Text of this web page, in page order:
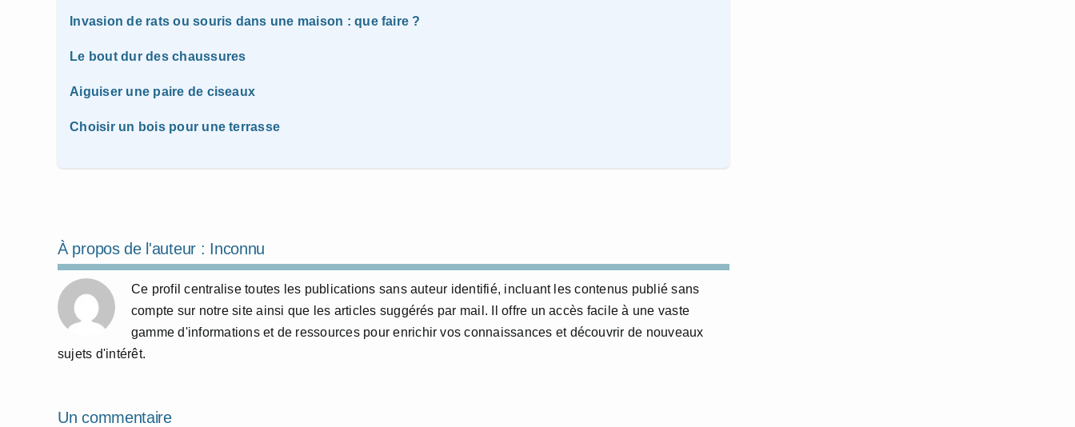
Invasion de rats ou souris dans une maison : que faire ?
Le bout dur des chaussures
Aiguiser une paire de ciseaux
Choisir un bois pour une terrasse
À propos de l'auteur : Inconnu
Ce profil centralise toutes les publications sans auteur identifié, incluant les contenus publié sans
compte sur notre site ainsi que les articles suggérés par mail. Il offre un accès facile à une vaste
gamme d'informations et de ressources pour enrichir vos connaissances et découvrir de nouveaux
sujets d'intérêt.
Un commentaire